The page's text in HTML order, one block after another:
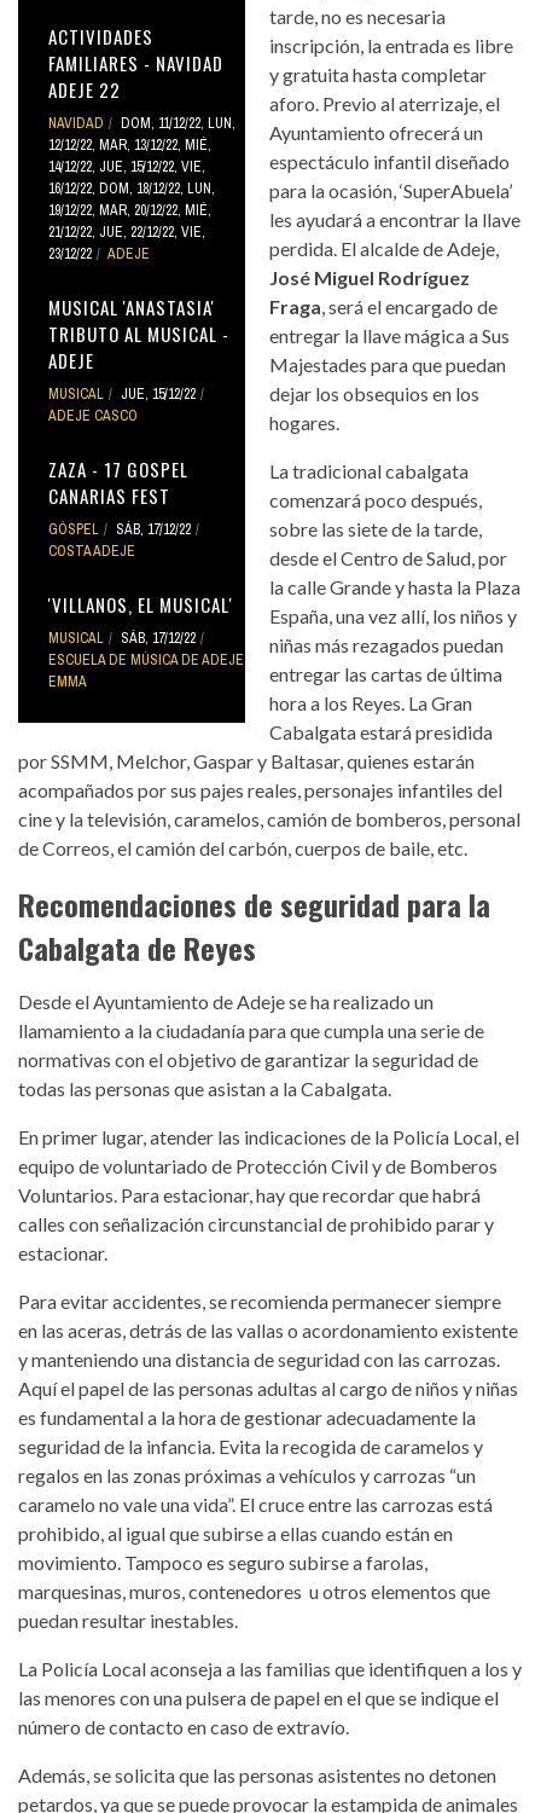
ACTIVIDADES
FAMILIARES - NAVIDAD
ADEJE 22
NAVIDAD DOM, 11/12/22, LUN,
12/12/22, MAR, 13/12/22, MIÉ,
14/12/22, JUE, 15/12/22, VIE,
16/12/22, DOM, 18/12/22, LUN,
19/12/22, MAR, 20/12/22, MIÉ,
21/12/22, JUE, 22/12/22, VIE,
23/12/22
ADEJE
MUSICAL 'ANASTASIA'
TRIBUTO AL MUSICAL -
ADEJE
MUSICAL
JUE, 15/12/22
ADEJE CASCO
ZAZA - 17 GOSPEL
CANARIAS FEST
GÓSPEL
SÁB, 17/12/22
COSTA ADEJE
'VILLANOS, EL MUSICAL'
MUSICAL
SÁB, 17/12/22
ESCUELA DE MÚSICA DE ADEJE
EMMA
tarde, no es necesaria
inscripción, la entrada es libre
y gratuita hasta completar
aforo. Previo al aterrizaje, el
Ayuntamiento ofrecerá un
espectáculo infantil diseñado
para la ocasión, ‘SuperAbuela’
les ayudará a encontrar la llave
perdida. El alcalde de Adeje,
José Miguel Rodríguez
Fraga , será el encargado de
entregar la llave mágica a Sus
Majestades para que puedan
dejar los obsequios en los
hogares.
La tradicional cabalgata
comenzará poco después,
sobre las siete de la tarde,
desde el Centro de Salud, por
la calle Grande y hasta la Plaza
España, una vez allí, los niños y
niñas más rezagados puedan
entregar las cartas de última
hora a los Reyes. La Gran
Cabalgata estará presidida
por SSMM, Melchor, Gaspar y Baltasar, quienes estarán
acompañados por sus pajes reales, personajes infantiles del
cine y la televisión, caramelos, camión de bomberos, personal
de Correos, el camión del carbón, cuerpos de baile, etc.
Recomendaciones de seguridad para la
Cabalgata de Reyes
Desde el Ayuntamiento de Adeje se ha realizado un
llamamiento a la ciudadanía para que cumpla una serie de
normativas con el objetivo de garantizar la seguridad de
todas las personas que asistan a la Cabalgata.
En primer lugar, atender las indicaciones de la Policía Local, el
equipo de voluntariado de Protección Civil y de Bomberos
Voluntarios. Para estacionar, hay que recordar que habrá
calles con señalización circunstancial de prohibido parar y
estacionar.
Para evitar accidentes, se recomienda permanecer siempre
en las aceras, detrás de las vallas o acordonamiento existente
y manteniendo una distancia de seguridad con las carrozas.
Aquí el papel de las personas adultas al cargo de niños y niñas
es fundamental a la hora de gestionar adecuadamente la
seguridad de la infancia. Evita la recogida de caramelos y
regalos en las zonas próximas a vehículos y carrozas “un
caramelo no vale una vida”. El cruce entre las carrozas está
prohibido, al igual que subirse a ellas cuando están en
movimiento. Tampoco es seguro subirse a farolas,
marquesinas, muros, contenedores u otros elementos que
puedan resultar inestables.
La Policía Local aconseja a las familias que identifiquen a los y
las menores con una pulsera de papel en el que se indique el
número de contacto en caso de extravío.
Además, se solicita que las personas asistentes no detonen
petardos, ya que se puede provocar la estampida de animales